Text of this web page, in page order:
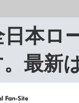
本ロ
最新